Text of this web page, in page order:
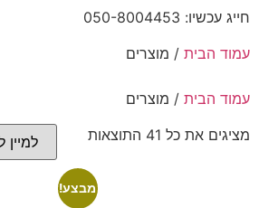
חייג עכשיו: 050-8004453
עמוד הבית / מוצרים
עמוד הבית / מוצרים
מציגים את כל ⁦41⁩ התוצאות
מבצע!